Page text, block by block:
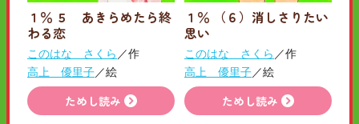
１％ ５ あきらめたら終
わる恋
このはな さくら ／作
高上 優里子／絵
ためし読み
１％ （６）消しさりたい
思い
このはな さくら ／作
高上 優里子／絵
ためし読み